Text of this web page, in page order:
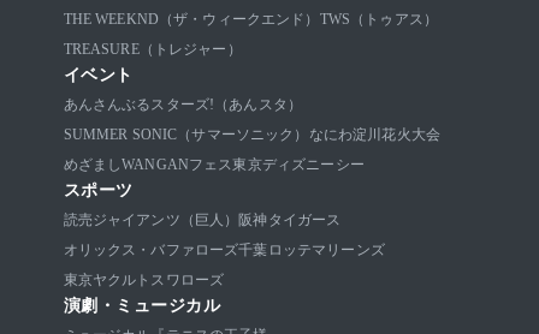
THE WEEKND（ザ・ウィークエンド） TWS（トゥアス）
TREASURE（トレジャー）
イベント
あんさんぶるスターズ!（あんスタ）
SUMMER SONIC（サマーソニック） なにわ淀川花火大会
めざましWANGANフェス東京ディズニーシー
スポーツ
読売ジャイアンツ（巨人）
阪神タイガース
オリックス・バファローズ千葉ロッテマリーンズ
東京ヤクルトスワローズ
演劇・ミュージカル